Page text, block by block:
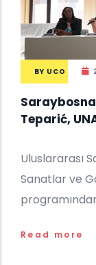
BY UCO
Teparić,
Uluslararası
Sanatlar ve
Read more